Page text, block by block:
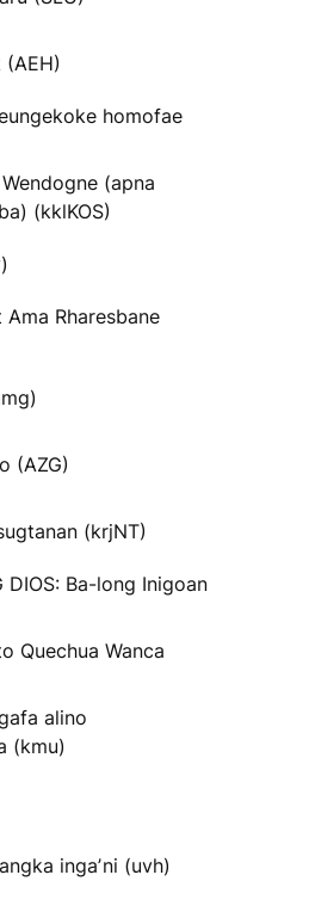
homofae
(apna
(kklKOS)
Rharesbane
(AZG)
(krjNT)
DIOS: Ba-long Inigoan
Quechua Wanca
alino
(kmu)
ingaʼni (uvh)